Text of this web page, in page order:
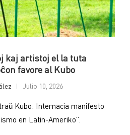
kaj artistoj el la tuta
favore al Kubo
Julio 10, 2026
Kubo: Internacia manifesto
en Latin-Ameriko”.